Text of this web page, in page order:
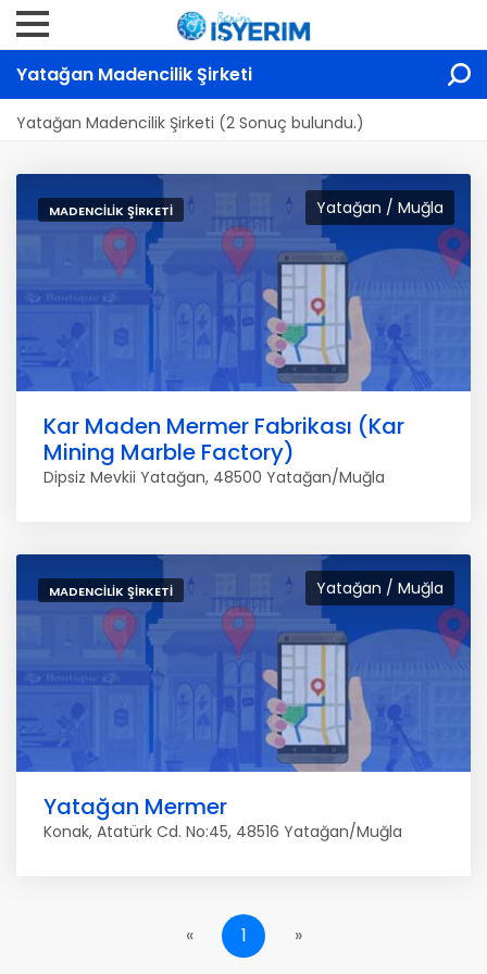
Yatağan Madencilik Şirketi
Yatağan Madencilik Şirketi (2 Sonuç bulundu.)
Yatağan / Muğla
MADENCILIK ŞIRKETI
Kar Maden Mermer Fabrikası (Kar
Mining Marble Factory)
Dipsiz Mevkii Yatağan, 48500 Yatağan/Muğla
Yatağan / Muğla
MADENCILIK ŞIRKETI
Yatağan Mermer
Konak, Atatürk Cd. No:45, 48516 Yatağan/Muğla
« 1 »